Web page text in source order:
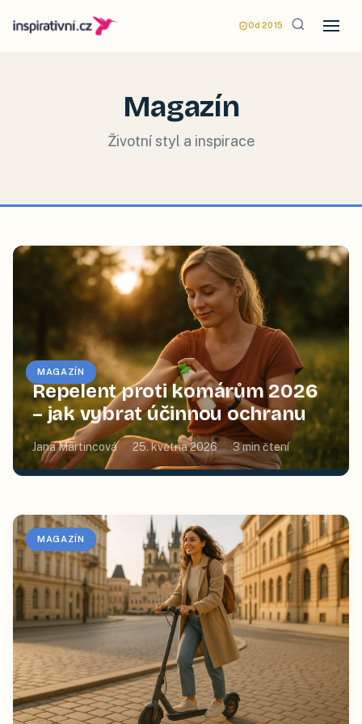
Od 2015
Magazín
Životní styl a inspirace
MAGAZÍN
Repelent proti komárům 2026
– jak vybrat účinnou ochranu
Jana Martincová 25. května 2026 3min čtení
MAGAZÍN